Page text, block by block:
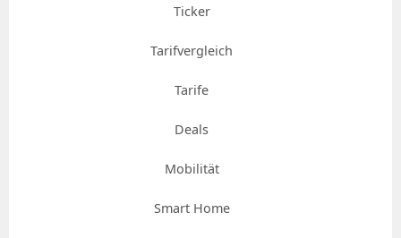
Ticker
Tarifvergleich
Tarife
Deals
Mobilität
Smart Home